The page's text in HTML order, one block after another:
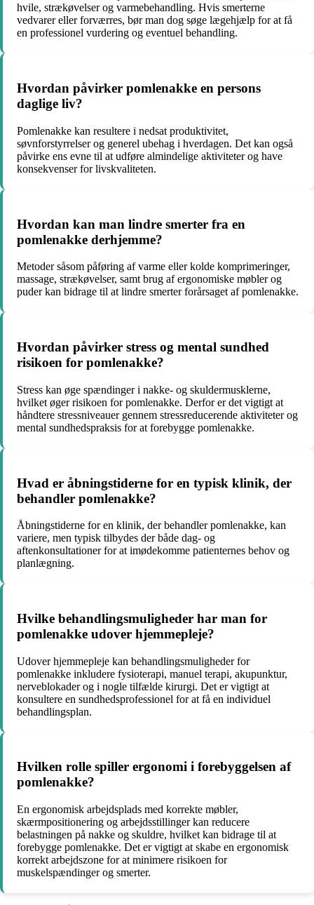
hvile, strækøvelser og varmebehandling. Hvis smerterne
vedvarer eller forværres, bør man dog søge lægehjælp for at få
en professionel vurdering og eventuel behandling.
Hvordan påvirker pomlenakke en persons
daglige liv?
Pomlenakke kan resultere i nedsat produktivitet,
søvnforstyrrelser og generel ubehag i hverdagen. Det kan også
påvirke ens evne til at udføre almindelige aktiviteter og have
konsekvenser for livskvaliteten.
Hvordan kan man lindre smerter fra en
pomlenakke derhjemme?
Metoder såsom påføring af varme eller kolde komprimeringer,
massage, strækøvelser, samt brug af ergonomiske møbler og
puder kan bidrage til at lindre smerter forårsaget af pomlenakke.
Hvordan påvirker stress og mental sundhed
risikoen for pomlenakke?
Stress kan øge spændinger i nakke- og skuldermusklerne,
hvilket øger risikoen for pomlenakke. Derfor er det vigtigt at
håndtere stressniveauer gennem stressreducerende aktiviteter og
mental sundhedspraksis for at forebygge pomlenakke.
Hvad er åbningstiderne for en typisk klinik, der
behandler pomlenakke?
Åbningstiderne for en klinik, der behandler pomlenakke, kan
variere, men typisk tilbydes der både dag- og
aftenkonsultationer for at imødekomme patienternes behov og
planlægning.
Hvilke behandlingsmuligheder har man for
pomlenakke udover hjemmepleje?
Udover hjemmepleje kan behandlingsmuligheder for
pomlenakke inkludere fysioterapi, manuel terapi, akupunktur,
nerveblokader og i nogle tilfælde kirurgi. Det er vigtigt at
konsultere en sundhedsprofessionel for at få en individuel
behandlingsplan.
Hvilken rolle spiller ergonomi i forebyggelsen af
pomlenakke?
En ergonomisk arbejdsplads med korrekte møbler,
skærmpositionering og arbejdsstillinger kan reducere
belastningen på nakke og skuldre, hvilket kan bidrage til at
forebygge pomlenakke. Det er vigtigt at skabe en ergonomisk
korrekt arbejdszone for at minimere risikoen for
muskelspændinger og smerter.